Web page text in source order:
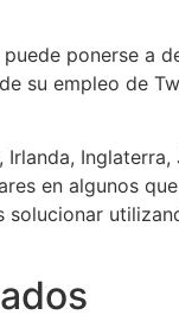
ponerse a
su empleo de
Inglaterra,
en algunos